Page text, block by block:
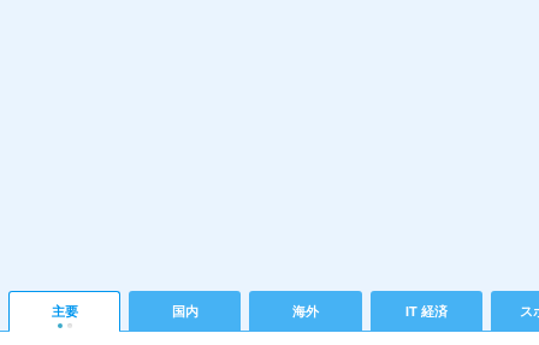
主要 国内 海外 IT 経済 ス